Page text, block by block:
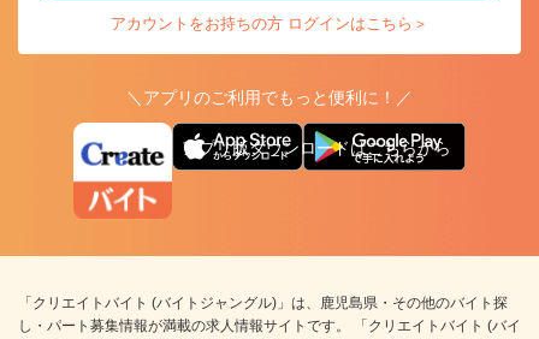
アカウントをお持ちの方 ログインはこちら＞
＼アプリのご利用でもっと便利に！／
アプリ版ダウンロードはこちらから
「クリエイトバイト (バイトジャングル)」は、鹿児島県・その他のバイト探
し・パート募集情報が満載の求人情報サイトです。 「クリエイトバイト (バイ